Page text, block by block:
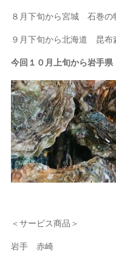
８月下旬から宮城 石巻の
９月下旬から北海道 昆布
今回１０月上旬から岩手
＜サービス商品＞
岩手 赤崎